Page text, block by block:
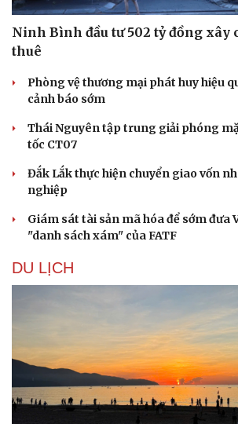
Ninh Bình đầu tư 502 tỷ đồng xây
thuê
Phòng vệ thương mại phát huy hiệu
cảnh báo sớm
Thái Nguyên tập trung giải phóng
tốc CT07
Đắk Lắk thực hiện chuyển giao vốn
nghiệp
Giám sát tài sản mã hóa để sớm đưa
"danh sách xám" của FATF
DU LỊCH